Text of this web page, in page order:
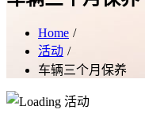
Home
活动
车辆三个月保养